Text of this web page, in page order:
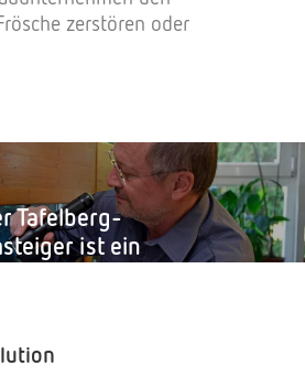
zerstören oder
Tafelberg-
ist ein